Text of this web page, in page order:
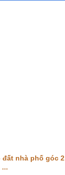
đất nhà phố góc
...